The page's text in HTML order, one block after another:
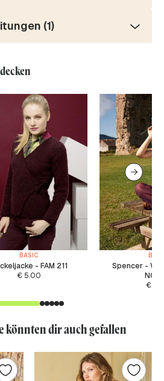
(1)
BASIC
- FAM 211
€ 5.00
Spencer -
€
könnten dir auch gefallen